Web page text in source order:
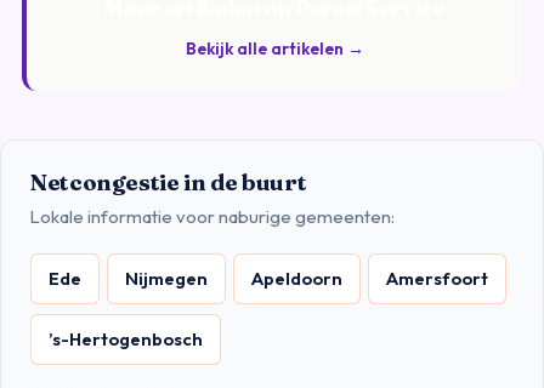
Bekijk alle artikelen →
Netcongestie in de buurt
Lokale informatie voor naburige gemeenten:
Ede Nijmegen Apeldoorn Amersfoort
’s-Hertogenbosch